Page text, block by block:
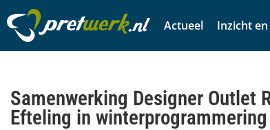
Actueel Inzicht
Samenwerking Designer Outlet
Efteling in winterprogrammering